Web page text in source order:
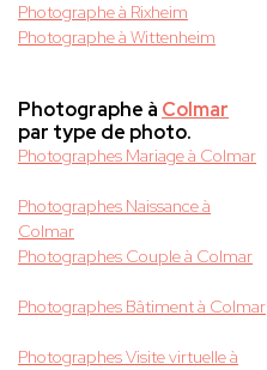
Photographe à Rixheim
Photographe à Wittenheim
Photographe à Colmar
par type de photo.
Photographes Mariage à Colmar
Photographes Naissance à
Colmar
Photographes Couple à Colmar
Photographes Bâtiment à Colmar
Photographes Visite virtuelle à